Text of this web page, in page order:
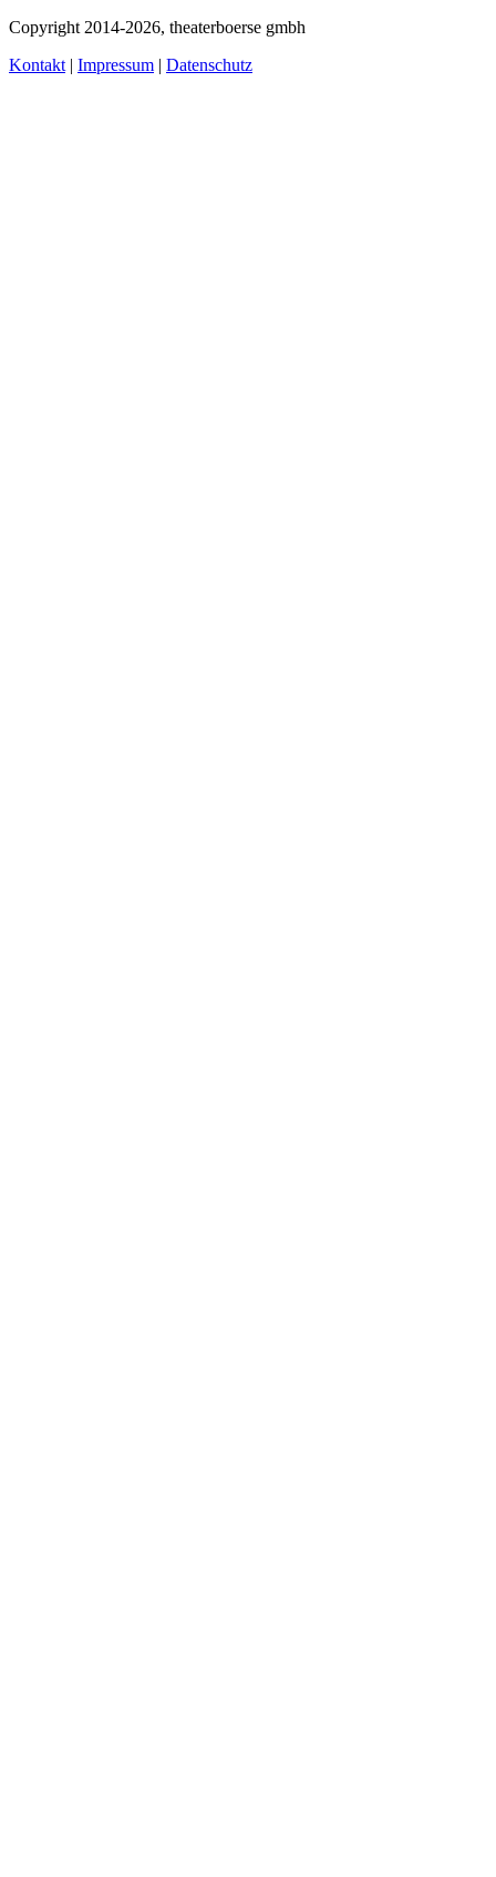
Copyright 2014-2026, theaterboerse gmbh
Kontakt | Impressum | Datenschutz